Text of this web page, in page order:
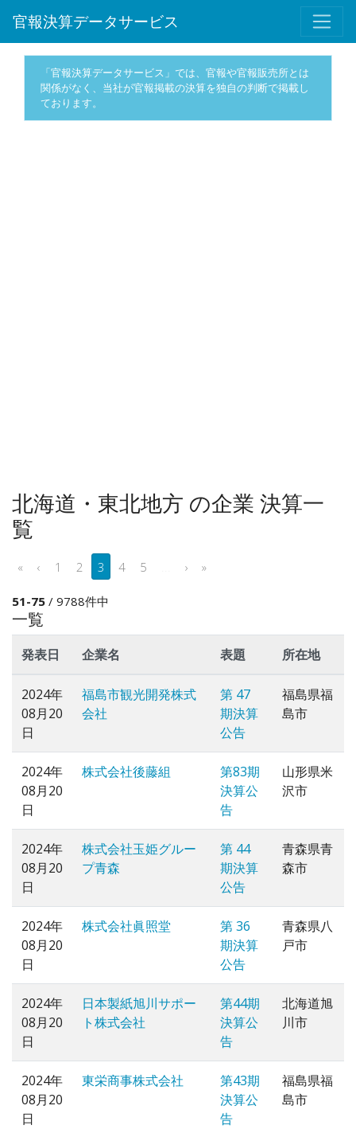
官報決算データサービス
「官報決算データサービス」では、官報や官報販売所とは
関係がなく、当社が官報掲載の決算を独自の判断で掲載し
ております。
北海道・東北地方 の企業 決算一
覧
« ‹ 1 2 3 4 5 › »
51-75 / 9788件中
一覧
発表日 企業名 表題 所在地
2024年
08月20
日
福島市観光開発株式
会社
第 47
期決算
公告
福島県福
島市
2024年
08月20
日
株式会社後藤組
第83期
決算公
告
山形県米
沢市
2024年
08月20
日
株式会社玉姫グルー
プ青森
第 44
期決算
公告
青森県青
森市
2024年
08月20
日
株式会社眞照堂
第 36
期決算
公告
青森県八
戸市
2024年
08月20
日
日本製紙旭川サポー
ト株式会社
第44期
決算公
告
北海道旭
川市
2024年
08月20
日
東栄商事株式会社
第43期
決算公
告
福島県福
島市